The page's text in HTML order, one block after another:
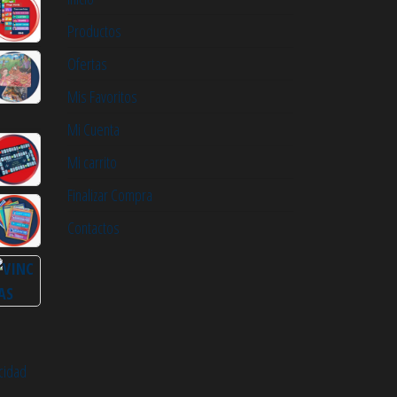
Productos
Ofertas
Mis Favoritos
Mi Cuenta
Mi carrito
Finalizar Compra
Contactos